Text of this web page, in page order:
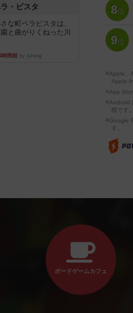
・ビスタ
な町ベラビスタは、
と曲がりくねった川
時間前by jurong
8位
9位
※Apple、
Apple
※App
※Android
標です。
※Google
す。
ボードゲームカフェ